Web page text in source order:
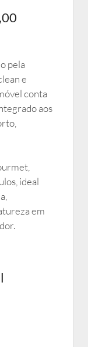
pela
e
conta
aos
ideal
em